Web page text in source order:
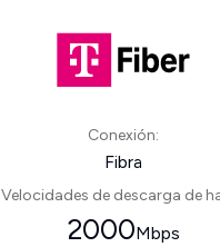
Conexión:
Fibra
Velocidades de descarga de
2000Mbps